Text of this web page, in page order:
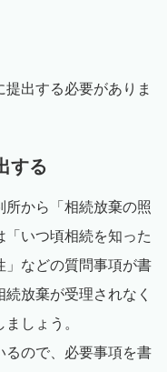
出する必要がありま
する
から「相続放棄の照
いつ頃相続を知った
」などの質問事項が書
放棄が受理されなく
しょう。
るので、必要事項を書